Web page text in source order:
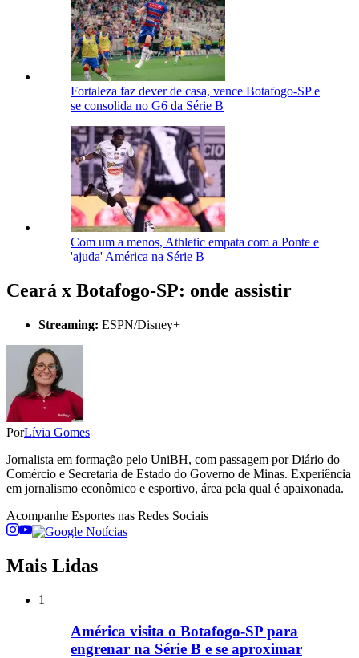
Fortaleza faz dever de casa, vence Botafogo-SP e
se consolida no G6 da Série B
Com um a menos, Athletic empata com a Ponte e
'ajuda' América na Série B
Ceará x Botafogo-SP: onde assistir
Streaming: ESPN/Disney+
PorLívia Gomes
Jornalista em formação pelo UniBH, com passagem por Diário do
Comércio e Secretaria de Estado do Governo de Minas. Experiência
em jornalismo econômico e esportivo, área pela qual é apaixonada.
Acompanhe Esportes nas Redes Sociais
Mais Lidas
1
América visita o Botafogo-SP para
engrenar na Série B e se aproximar